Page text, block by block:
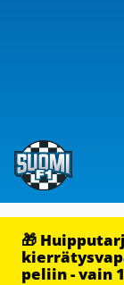
🎁
peliin - vain